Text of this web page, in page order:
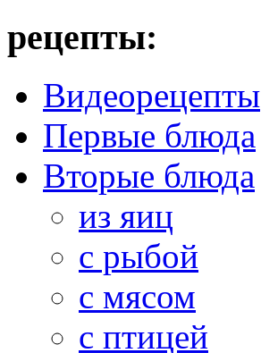
рецепты:
Видеорецепты
Первые блюда
Вторые блюда
из яиц
с рыбой
с мясом
с птицей